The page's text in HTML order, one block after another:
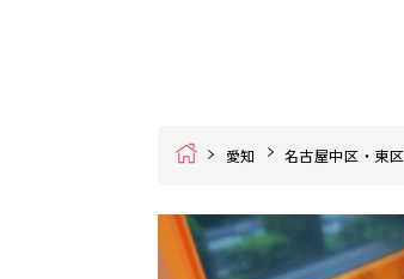
Home 愛知 名古屋中区・東区